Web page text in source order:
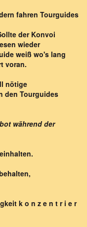
fahren Tourguides
der Konvoi
wieder
weiß wo's lang
voran.
nötige
den Tourguides
während der
k o n z e n t r i e r